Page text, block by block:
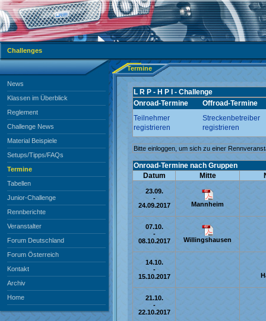
Challenges
News
Klassen im Überblick
Reglement
Challenge News
Material Beispiele
Setups/Tipps/FAQs
Termine
Tabellen
Junior-Challenge
Rennberichte
Veranstalter
Forum Deutschland
Forum Österreich
Kontakt
Archiv
Home
Termine